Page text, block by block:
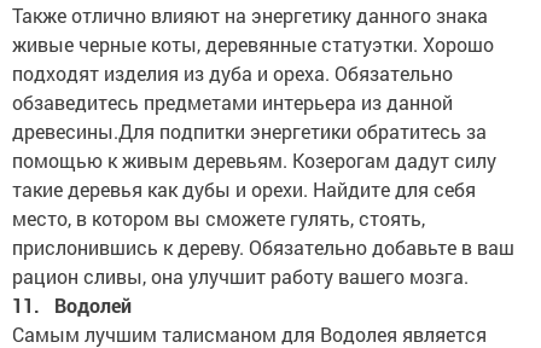
Также отлично влияют на энергетику данного знака
живые черные коты, деревянные статуэтки. Хорошо
подходят изделия из дуба и ореха. Обязательно
обзаведитесь предметами интерьера из данной
древесины.Для подпитки энергетики обратитесь за
помощью к живым деревьям. Козерогам дадут силу
такие деревья как дубы и орехи. Найдите для себя
место, в котором вы сможете гулять, стоять,
прислонившись к дереву. Обязательно добавьте в ваш
рацион сливы, она улучшит работу вашего мозга.
11. Водолей
Самым лучшим талисманом для Водолея является